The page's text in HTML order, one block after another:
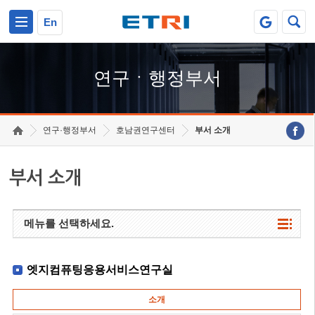
En
연구ㆍ행정부서
연구·행정부서 호남권연구센터 부서 소개
부서 소개
메뉴를 선택하세요.
엣지컴퓨팅응용서비스연구실
소개